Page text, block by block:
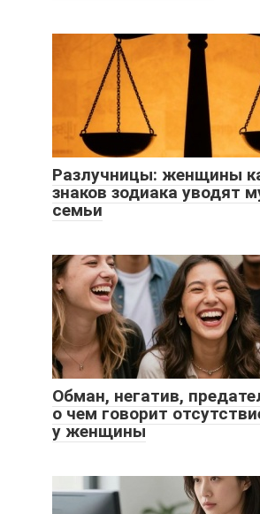
Разлучницы: женщины
знаков зодиака уводят
семьи
Обман, негатив,
о чем говорит
у женщины